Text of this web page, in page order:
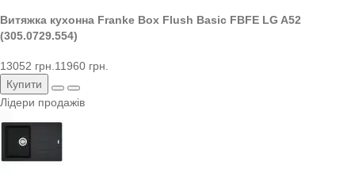
Витяжка кухонна Franke Box Flush Basic FBFE LG A52
(305.0729.554)
13052 грн.11960 грн.
Купити
Лідери продажів